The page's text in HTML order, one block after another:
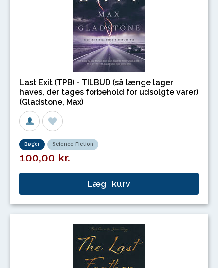
Last Exit (TPB) - TILBUD (så længe lager
haves, der tages forbehold for udsolgte varer)
(Gladstone, Max)
Bøger Science Fiction
100,00 kr.
Læg i kurv